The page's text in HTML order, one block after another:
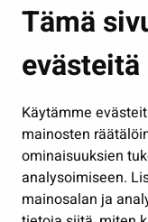
Tämä
evästeitä
Käytämme
mainosten
ominaisuuksien
analysoimiseen.
mainosalan ja
Kasvatus ja opetus
Kulttuuri ja liikunta
Työ ja yrittäminen
Osallistu ja asioi
Näytä omat